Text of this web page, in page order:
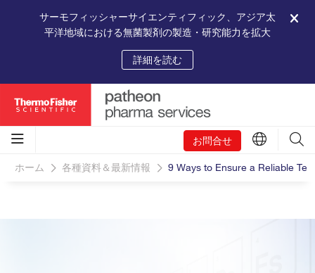
サーモフィッシャーサイエンティフィック、アジア太
平洋地域における無菌製剤の製造・研究能力を拡大
詳細を読む
お問合せ
ホーム 各種資料＆最新情報 9 Ways to Ensure a Reliable